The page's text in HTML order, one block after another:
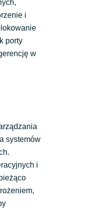
i
porty
w
systemów
i